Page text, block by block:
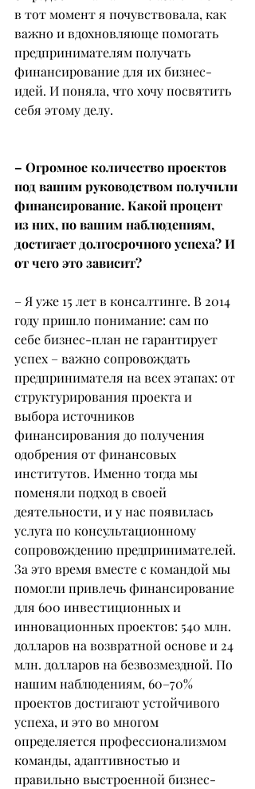
в тот момент я почувствовала, как
важно и вдохновляюще помогать
предпринимателям получать
финансирование для их бизнес-
идей. И поняла, что хочу посвятить
себя этому делу.
– Огромное количество проектов
под вашим руководством получили
финансирование. Какой процент
из них, по вашим наблюдениям,
достигает долгосрочного успеха? И
от чего это зависит?
– Я уже 15 лет в консалтинге. В 2014
году пришло понимание: сам по
себе бизнес-план не гарантирует
успех – важно сопровождать
предпринимателя на всех этапах: от
структурирования проекта и
выбора источников
финансирования до получения
одобрения от финансовых
институтов. Именно тогда мы
поменяли подход в своей
деятельности, и у нас появилась
услуга по консультационному
сопровождению предпринимателей.
За это время вместе с командой мы
помогли привлечь финансирование
для 600 инвестиционных и
инновационных проектов: 540 млн.
долларов на возвратной основе и 24
млн. долларов на безвозмездной. По
нашим наблюдениям, 60–70%
проектов достигают устойчивого
успеха, и это во многом
определяется профессионализмом
команды, адаптивностью и
правильно выстроенной бизнес-